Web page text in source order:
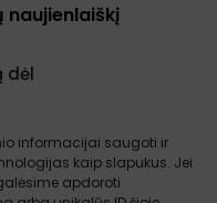
dėl
informacijai saugoti ir
kaip slapukus. Jei
apdoroti
naujienlaiškį
Atsiliepimai